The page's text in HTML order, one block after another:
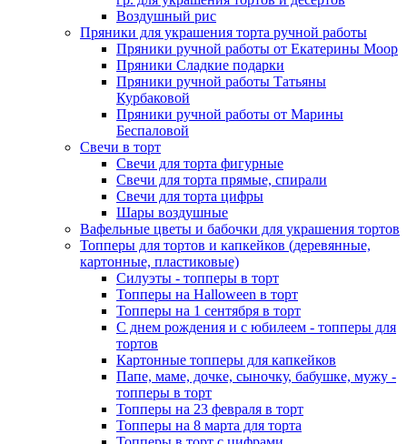
Воздушный рис
Пряники для украшения торта ручной работы
Пряники ручной работы от Екатерины Моор
Пряники Сладкие подарки
Пряники ручной работы Татьяны
Курбаковой
Пряники ручной работы от Марины
Беспаловой
Свечи в торт
Свечи для торта фигурные
Свечи для торта прямые, спирали
Свечи для торта цифры
Шары воздушные
Вафельные цветы и бабочки для украшения тортов
Топперы для тортов и капкейков (деревянные,
картонные, пластиковые)
Силуэты - топперы в торт
Топперы на Halloween в торт
Топперы на 1 сентября в торт
С днем рождения и с юбилеем - топперы для
тортов
Картонные топперы для капкейков
Папе, маме, дочке, сыночку, бабушке, мужу -
топперы в торт
Топперы на 23 февраля в торт
Топперы на 8 марта для торта